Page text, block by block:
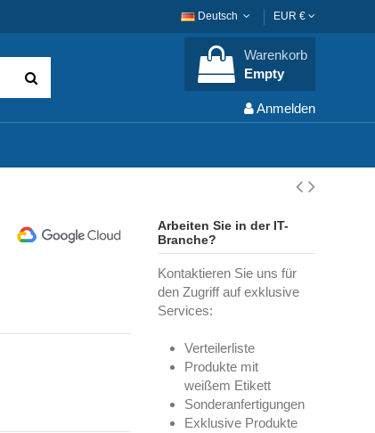
Deutsch EUR €
Warenkorb
Empty
Anmelden
Arbeiten Sie in der IT-
Branche?
Kontaktieren Sie uns für
den Zugriff auf exklusive
Services:
Verteilerliste
Produkte mit
weißem Etikett
Sonderanfertigungen
Exklusive Produkte